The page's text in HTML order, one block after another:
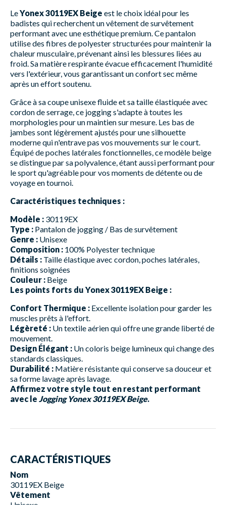
LeYonex 30119EX Beige est le choix idéal pour les
badistes qui recherchent un vêtement de survêtement
performant avec une esthétique premium. Ce pantalon
utilise des fibres de polyester structurées pour maintenir la
chaleur musculaire, prévenant ainsi les blessures liées au
froid. Sa matière respirante évacue efficacement l'humidité
vers l'extérieur, vous garantissant un confort sec même
après un effort soutenu.
Grâce à sa coupe unisexe fluide et sa taille élastiquée avec
cordon de serrage, ce jogging s'adapte à toutes les
morphologies pour un maintien sur mesure. Les bas de
jambes sont légèrement ajustés pour une silhouette
moderne qui n'entrave pas vos mouvements sur le court.
Équipé de poches latérales fonctionnelles, ce modèle beige
se distingue par sa polyvalence, étant aussi performant pour
le sport qu'agréable pour vos moments de détente ou de
voyage en tournoi.
Caractéristiques techniques :
Modèle : 30119EX
Type : Pantalon de jogging / Bas de survêtement
Genre : Unisexe
Composition : 100% Polyester technique
Détails : Taille élastique avec cordon, poches latérales,
finitions soignées
Couleur : Beige
Les points forts du Yonex 30119EX Beige :
Confort Thermique : Excellente isolation pour garder les
muscles prêts à l'effort.
Légèreté : Un textile aérien qui offre une grande liberté de
mouvement.
Design Élégant : Un coloris beige lumineux qui change des
standards classiques.
Durabilité : Matière résistante qui conserve sa douceur et
sa forme lavage après lavage.
Affirmez votre style tout en restant performant
avec le Jogging Yonex 30119EX Beige.
CARACTÉRISTIQUES
Nom
30119EX Beige
Vêtement